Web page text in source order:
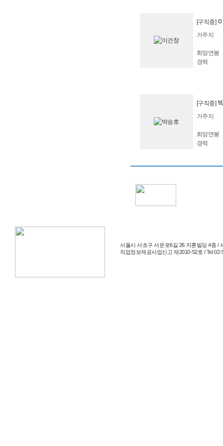
[구직중]
거주지
희망연봉
경력
[구직중]
거주지
희망연봉
경력
서울시 서초구 서운로6길 26 지훈빌딩 4층 /
직업정보제공사업신고 제2010-52호 / Tel